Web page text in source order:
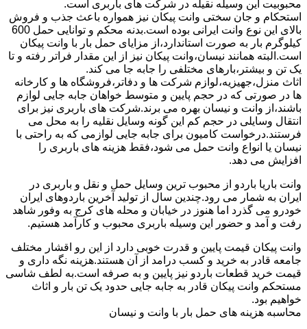
محبوبیت این وسیله نقیله در شرکت های باربری است.
استحکام و جان سختی وانت پیکان نیز همواره باعث جذب و فروش
بالای این نوع وانت ایرانی بوده است.بدنه محکم و توانایی حمل 600
کیلوگرم بار به صورت استاندارد،از مزایای حمل بار با وانت پیکان
است.البته همانند نیسان،وانت پیکان نیز از این مقدار فراتر رفته و تا
یک تن و بیشتر،بارهای مختلفی را جابه جا می کند.
اثاث منزل،جهیزیه،لوازم شرکت ها و دفاتر،فروشگاه ها و کارخانه
ها در صورتی که در حجم پایین و متوسط خواهان جابه جایی لوازم
باشند،از وانت و نیسان بهره می برند.شرکت های باربری نیز برای
انتقال وسایلی در حجم کم این گونه وسایل نقلیه را به محل می
فرستند.درخواست کامیون برای جابه جایی لوازمی که به راحتی با
نیسان یا انواع وانت حمل می شود،فقط هزینه های باربری را
افزایش می دهد.
وانت باریا باردو از محبوب ترین وسایل حمل و نقل و باربری در
ایران به شمار می رود.چندین سال از تولید آخرین باردوهای ایران
خودرو می گذرد اما هنوز در خیابان و محله های کرج به وفور شاهد
رفت و آمد و حضور این وسیله باربری محبوب و کارآمد هستیم.
وانت پیکان قیمت پایین و قدرت خوبی دارد از این رو اقشار مختلف
جامعه قادر به خرید و کسب درامد از آن هستند.هزینه نگه داری و
قیمت خرید قطعات باردو نیز پایین و به صرفه است.به لطف شاسی
مستحکم وانت پیکان قادر به جابه جایی حدود یک تن بار و اثاث
خواهیم بود.
محاسبه هزینه های حمل بار با وانت و نیسان